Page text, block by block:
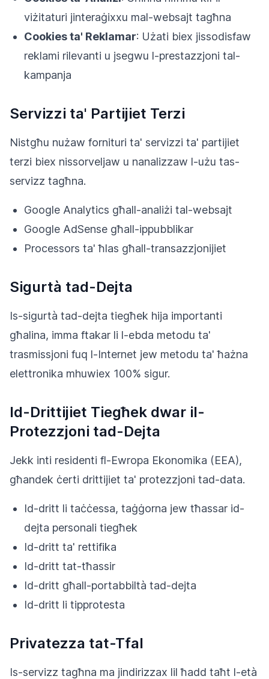
viżitaturi jinteraġixxu mal-websajt tagħna
Cookies ta' Reklamar: Użati biex jissodisfaw
reklami rilevanti u jsegwu l-prestazzjoni tal-
kampanja
Servizzi ta' Partijiet Terzi
Nistgħu nużaw fornituri ta' servizzi ta' partijiet
terzi biex nissorveljaw u nanalizzaw l-użu tas-
servizz tagħna.
Google Analytics għall-analiżi tal-websajt
Google AdSense għall-ippubblikar
Processors ta' ħlas għall-transazzjonijiet
Sigurtà tad-Dejta
Is-sigurtà tad-dejta tiegħek hija importanti
għalina, imma ftakar li l-ebda metodu ta'
trasmissjoni fuq l-Internet jew metodu ta' ħażna
elettronika mhuwiex 100% sigur.
Id-Drittijiet Tiegħek dwar il-
Protezzjoni tad-Dejta
Jekk inti residenti fl-Ewropa Ekonomika (EEA),
għandek ċerti drittijiet ta' protezzjoni tad-data.
Id-dritt li taċċessa, taġġorna jew tħassar id-
dejta personali tiegħek
Id-dritt ta' rettifika
Id-dritt tat-tħassir
Id-dritt għall-portabbiltà tad-dejta
Id-dritt li tipprotesta
Privatezza tat-Tfal
Is-servizz tagħna ma jindirizzax lil ħadd taħt l-età